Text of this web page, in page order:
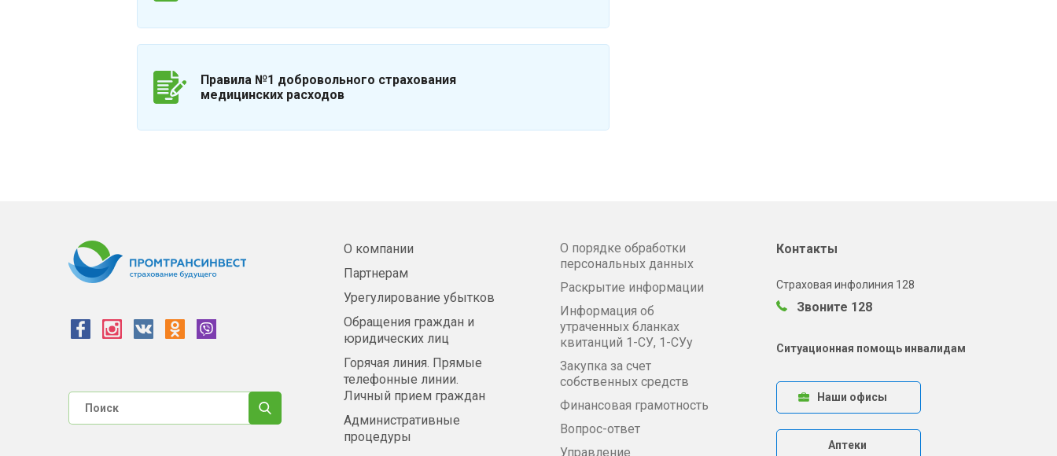
Правила №1 добровольного страхования
медицинских расходов
О компании
Партнерам
Урегулирование убытков
Обращения граждан и
юридических лиц
Горячая линия. Прямые
телефонные линии.
Личный прием граждан
Административные
процедуры
О порядке обработки
персональных данных
Раскрытие информации
Информация об
утраченных бланках
квитанций 1-СУ, 1-СУу
Закупка за счет
собственных средств
Финансовая грамотность
Вопрос-ответ
Управление
Контакты
Страховая инфолиния 128
Звоните 128
Ситуационная помощь инвалидам
Наши офисы
Аптеки